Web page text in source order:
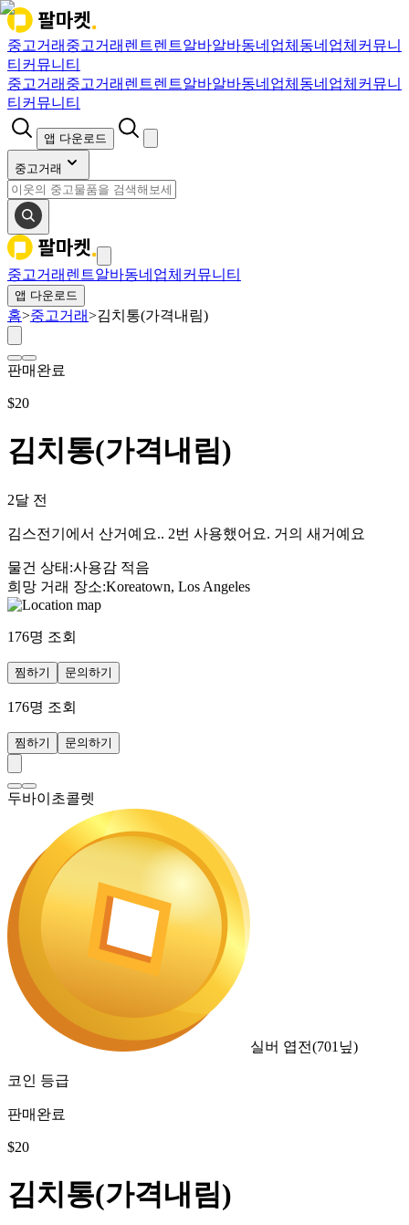
중고거래 중고거래 렌트렌트알바알바동네업체 동네업체 커뮤니
티 커뮤니티
중고거래 중고거래 렌트렌트알바알바동네업체 동네업체 커뮤니
티 커뮤니티
앱 다운로드
중고거래
중고거래 렌트알바동네업체 커뮤니티
앱 다운로드
홈>중고거래>김치통(가격내림)
판매완료
$20
김치통(가격내림)
2달 전
김스전기에서 산거예요.. 2번 사용했어요. 거의 새거예요
물건 상태 :사용감 적음
희망 거래 장소:Koreatown, Los Angeles
176명 조회
찜하기 문의하기
176명 조회
찜하기 문의하기
두바이초콜렛
실버 엽전(701 닢)
코인 등급
판매완료
$20
김치통(가격내림)